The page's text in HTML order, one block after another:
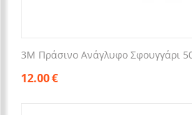
3M Πράσινο Ανάγλυφο Σφουγγάρι
12.00€